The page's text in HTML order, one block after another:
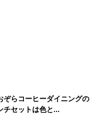
ぞらコーヒーダイニングの
チセットは色と...